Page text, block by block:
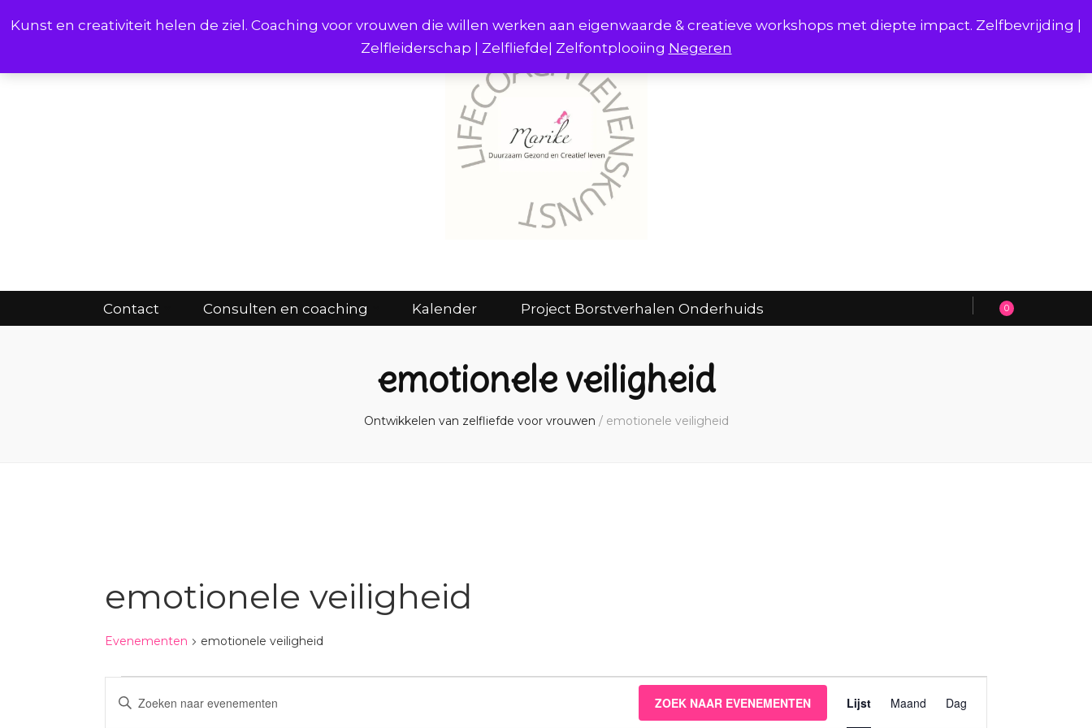
Kunst en creativiteit helen de ziel. Coaching voor vrouwen die willen werken aan eigenwaarde & creatieve workshops met diepte impact. Zelfbevrijding |
Zelfleiderschap | Zelfliefde| Zelfontplooiing Negeren
Contact Consulten en coaching Kalender Project Borstverhalen Onderhuids 0
Contact Consulten en coaching Kalender Project Borstverhalen Onderhuids
emotionele veiligheid
Ontwikkelen van zelfliefde voor vrouwen / emotionele veiligheid
emotionele veiligheid
Evenementen emotionele veiligheid
Zoeken
Vul
ZOEK NAAR EVENEMENTEN
weergaven
Lijst Maand Dag